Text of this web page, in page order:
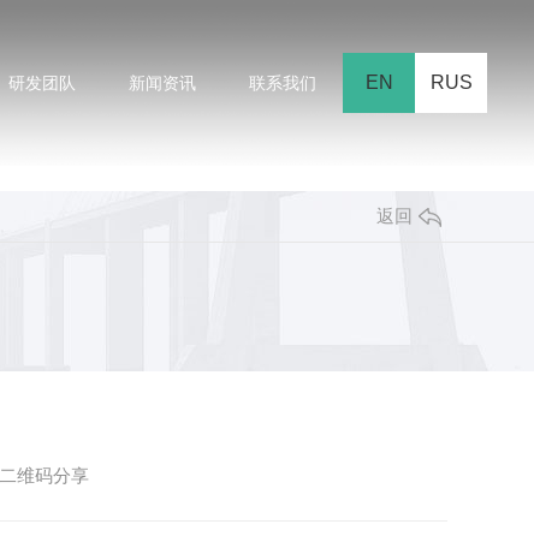
研发团队 新闻资讯 联系我们 EN RUS
返回
二维码分享